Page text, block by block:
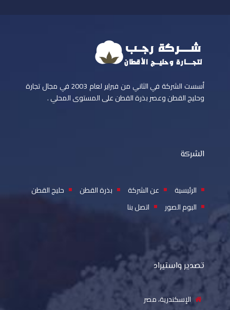
أسست الشركة في الثاني من فبراير لعام 2003 في مجال تجارة
وحليج القطن وعصر بذرة القطن على المستوى المحلي .
الشركة
الرئيسية عن الشركة بذرة القطن
حليج القطن
البوم الصور
اتصل بنا
تصدير واستيراد
الإسكندرية، مصر